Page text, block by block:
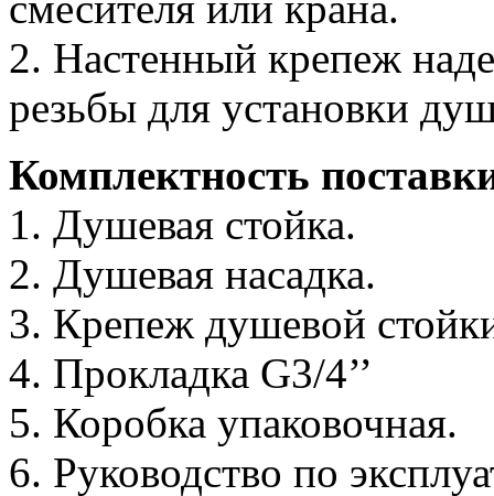
2. Настенный крепеж
резьбы для установки
Комплектность
1. Душевая стойка.
2. Душевая насадка.
3. Крепеж душевой
4. Прокладка G3/4’’
5. Коробка упаковочная.
6. Руководство по